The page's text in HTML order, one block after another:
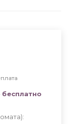
бесплатно